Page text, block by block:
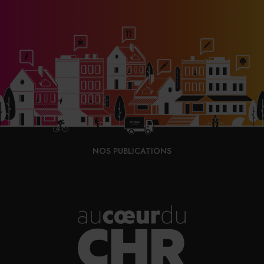
Le seul fabricant français de fusils à aiguiser, Fischer-
Bargoin propose un tutoriel sur sa chaîne Youtube pour
accompagner le geste des professionnels. TB Groupe
avait paré à cette contrainte en développant une gamme
sans aiguisage. Si la fabrication a dû être stoppée en
2020, faute de matière première, la technologie devrait
courant de l’année prochaine. Le souci de l’aiguisage se
pose également pour d’autres ustensiles, comme les
râpes pour lesquelles la fluidité du geste est tout aussi
NOS PUBLICATIONS